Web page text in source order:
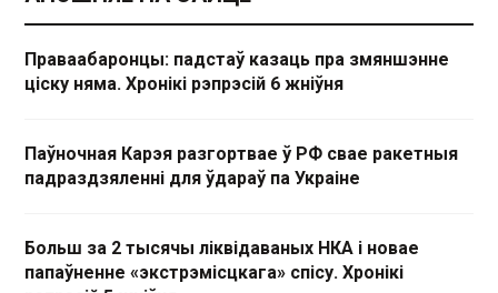
Праваабаронцы: падстаў казаць пра змяншэнне
ціску няма. Хронікі рэпрэсій 6 жніўня
Паўночная Карэя разгортвае ў РФ свае ракетныя
падраздзяленні для ўдараў па Украіне
Больш за 2 тысячы ліквідаваных НКА і новае
папаўненне «экстрэмісцкага» спісу. Хронікі